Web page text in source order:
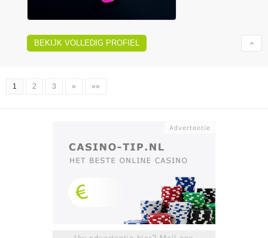
BEKIJK VOLLEDIG PROFIEL
1 2 3 » »»